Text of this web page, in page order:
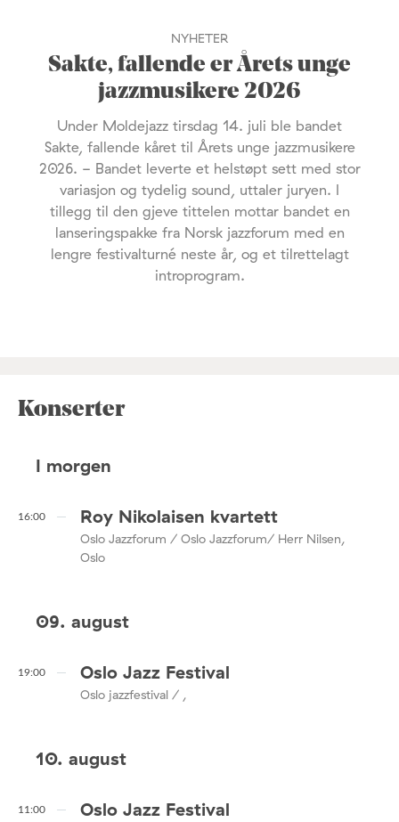
NYHETER
Sakte, fallende er Årets unge
jazzmusikere 2026
Under Moldejazz tirsdag 14. juli ble bandet
Sakte, fallende kåret til Årets unge jazzmusikere
2026. - Bandet leverte et helstøpt sett med stor
variasjon og tydelig sound, uttaler juryen. I
tillegg til den gjeve tittelen mottar bandet en
lanseringspakke fra Norsk jazzforum med en
lengre festivalturné neste år, og et tilrettelagt
introprogram.
Konserter
I morgen
16:00 Roy Nikolaisen kvartett
Oslo Jazzforum / Oslo Jazzforum/ Herr Nilsen,
Oslo
09. august
19:00 Oslo Jazz Festival
Oslo jazzfestival / ,
10. august
11:00 Oslo Jazz Festival